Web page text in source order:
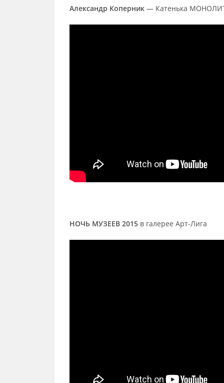
Александр Коперник — Катенька
НОЧЬ МУЗЕЕВ 2015 в галерее Арт-Лига